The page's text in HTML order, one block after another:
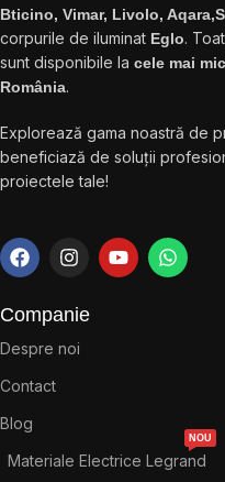
Bticino, Vimar, Livolo,
corpurile de iluminat Eglo.
sunt disponibile la cele mai
România.
Explorează gama noastră de
beneficiază de soluții
proiectele tale!
Companie
Despre noi
Contact
Blog
Materiale Electrice Legrand
NOU